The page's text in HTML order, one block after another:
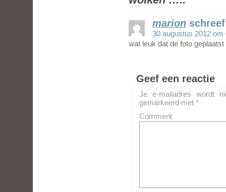
marion
30 augustus 2012 om
wat leuk dat de foto geplaatst
Geef een reactie
Je e-mailadres wordt
gemarkeerd met *
Comment